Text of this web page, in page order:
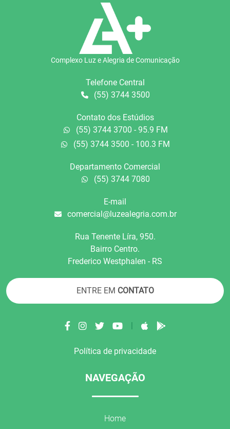
Complexo Luz e Alegria de Comunicação
Telefone Central
(55) 3744 3500
Contato dos Estúdios
(55) 3744 3700 - 95.9 FM
(55) 3744 3500 - 100.3 FM
Departamento Comercial
(55) 3744 7080
E-mail
comercial@luzealegria.com.br
Rua Tenente Líra, 950.
Bairro Centro.
Frederico Westphalen - RS
ENTRE EM CONTATO
|
Política de privacidade
NAVEGAÇÃO
Home